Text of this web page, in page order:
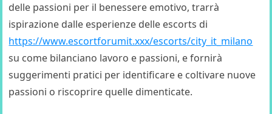
delle passioni per il benessere emotivo, trarrà
ispirazione dalle esperienze delle escorts di
https://www.escortforumit.xxx/escorts/city_it_milano
su come bilanciano lavoro e passioni, e fornirà
suggerimenti pratici per identificare e coltivare nuove
passioni o riscoprire quelle dimenticate.